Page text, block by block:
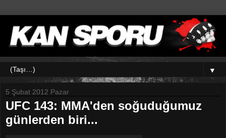
▼
5 Şubat 2012 Pazar
UFC 143: MMA'den soğuduğumuz
günlerden biri...